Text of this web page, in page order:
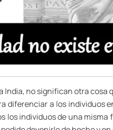
no significan otra
diferenciar a los
los individuos de una